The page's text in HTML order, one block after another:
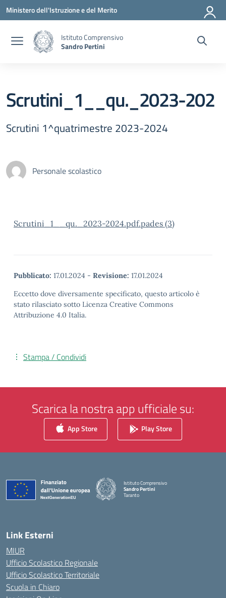
Vai ai contenuti
Vai al menu di navigazione
Vai al footer
Ministero dell'Istruzione e del Merito
Istituto Comprensivo
Sandro Pertini
Scrutini_1__qu._2023-202
Scrutini 1^quatrimestre 2023-2024
Personale scolastico
Scrutini_1__qu._2023-2024.pdf.pades (3)
Pubblicato: 17.01.2024 - Revisione: 17.01.2024
Eccetto dove diversamente specificato, questo articolo è
stato rilasciato sotto Licenza Creative Commons
Attribuzione 4.0 Italia.
Stampa / Condividi
Scarica la nostra app ufficiale su:
App Store Play Store
Istituto Comprensivo
Sandro Pertini
Taranto
Link Esterni
MIUR
Ufficio Scolastico Regionale
Ufficio Scolastico Territoriale
Scuola in Chiaro